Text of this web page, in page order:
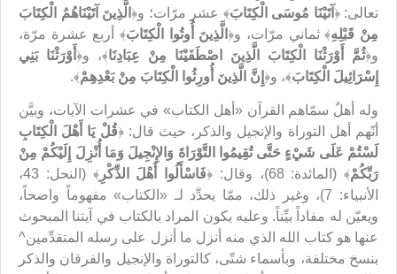
تعالى: ﴿آتَيْنَا مُوسَى الْكِتَابَ﴾ عشر مرّات؛ و﴿ الَّذِينَ آتَيْنَاهُمُ الْكِتَابَ
مِنْ قَبْلِهِ﴾ ثماني مرّات، و﴿الَّذِينَ أُوتُوا الْكِتَابَ﴾ أربع عشرة مرّة،
و﴿ثُمَّ أَوْرَثْنَا الْكِتَابَ الَّذِينَ اصْطَفَيْنَا مِنْ عِبَادِنَا﴾، و﴿ أَوْرَثْنَا بَنِي‏
إِسْرَائِيلَ الْكِتَابَ﴾، و﴿ إِنَّ الَّذِينَ أُورِثُوا الْكِتَابَ مِنْ بَعْدِهِمْ﴾.
وله أهلٌ سمّاهم القرآن «أهل الكتاب» في عشرات الآيات، وبيَّن
أنّهم أهل التوراة والإنجيل والذكر، حيث قال: ﴿قُلْ يَا أَهْلَ الْكِتَابِ
لَسْتُمْ عَلَى‏ شَيْ‏ءٍ حَتَّى تُقِيمُوا التَّوْرَاةَ وَالإِنْجِيلَ وَمَا أُنْزِلَ إِلَيْكُمْ مِنْ
رَبِّكُمْ﴾ (المائدة: 68)، وقال: ﴿ فَاسْأَلُوا أَهْلَ الذِّكْرِ
﴾ (النحل: 43،
الأنبياء: 7)، وغير ذلك، ممّا يحدِّد لـ «الكتاب» مفهوماً واضحاً،
ويعيّن له مفاداً بيِّناً. وعليه يكون المراد بالكتاب في آيتنا المبحوث
عنها هو كتاب الله الذي منه أنزل ما أنزل على رسله المتقدِّمين^
بنسخ مختلفة، وبأسماء شتّى، كالتوراة والإنجيل والفرقان والذكر